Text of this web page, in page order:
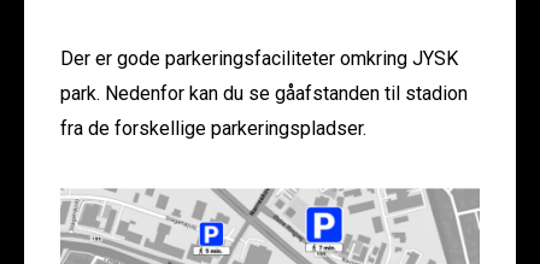
Der er gode parkeringsfaciliteter omkring JYSK
park. Nedenfor kan du se gåafstanden til stadion
fra de forskellige parkeringspladser.